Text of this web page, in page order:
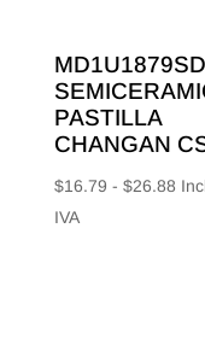
PASTILLA
CHANGAN
$16.79 - $26.88
IVA